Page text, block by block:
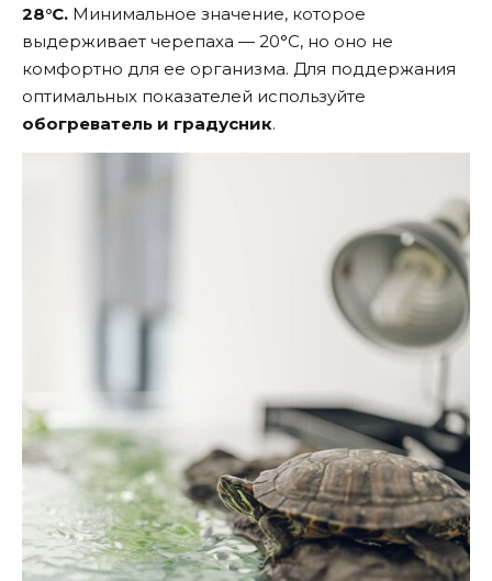
28°С. Минимальное значение, которое
выдерживает черепаха — 20°С, но оно не
комфортно для ее организма. Для поддержания
оптимальных показателей используйте
обогреватель и градусник.